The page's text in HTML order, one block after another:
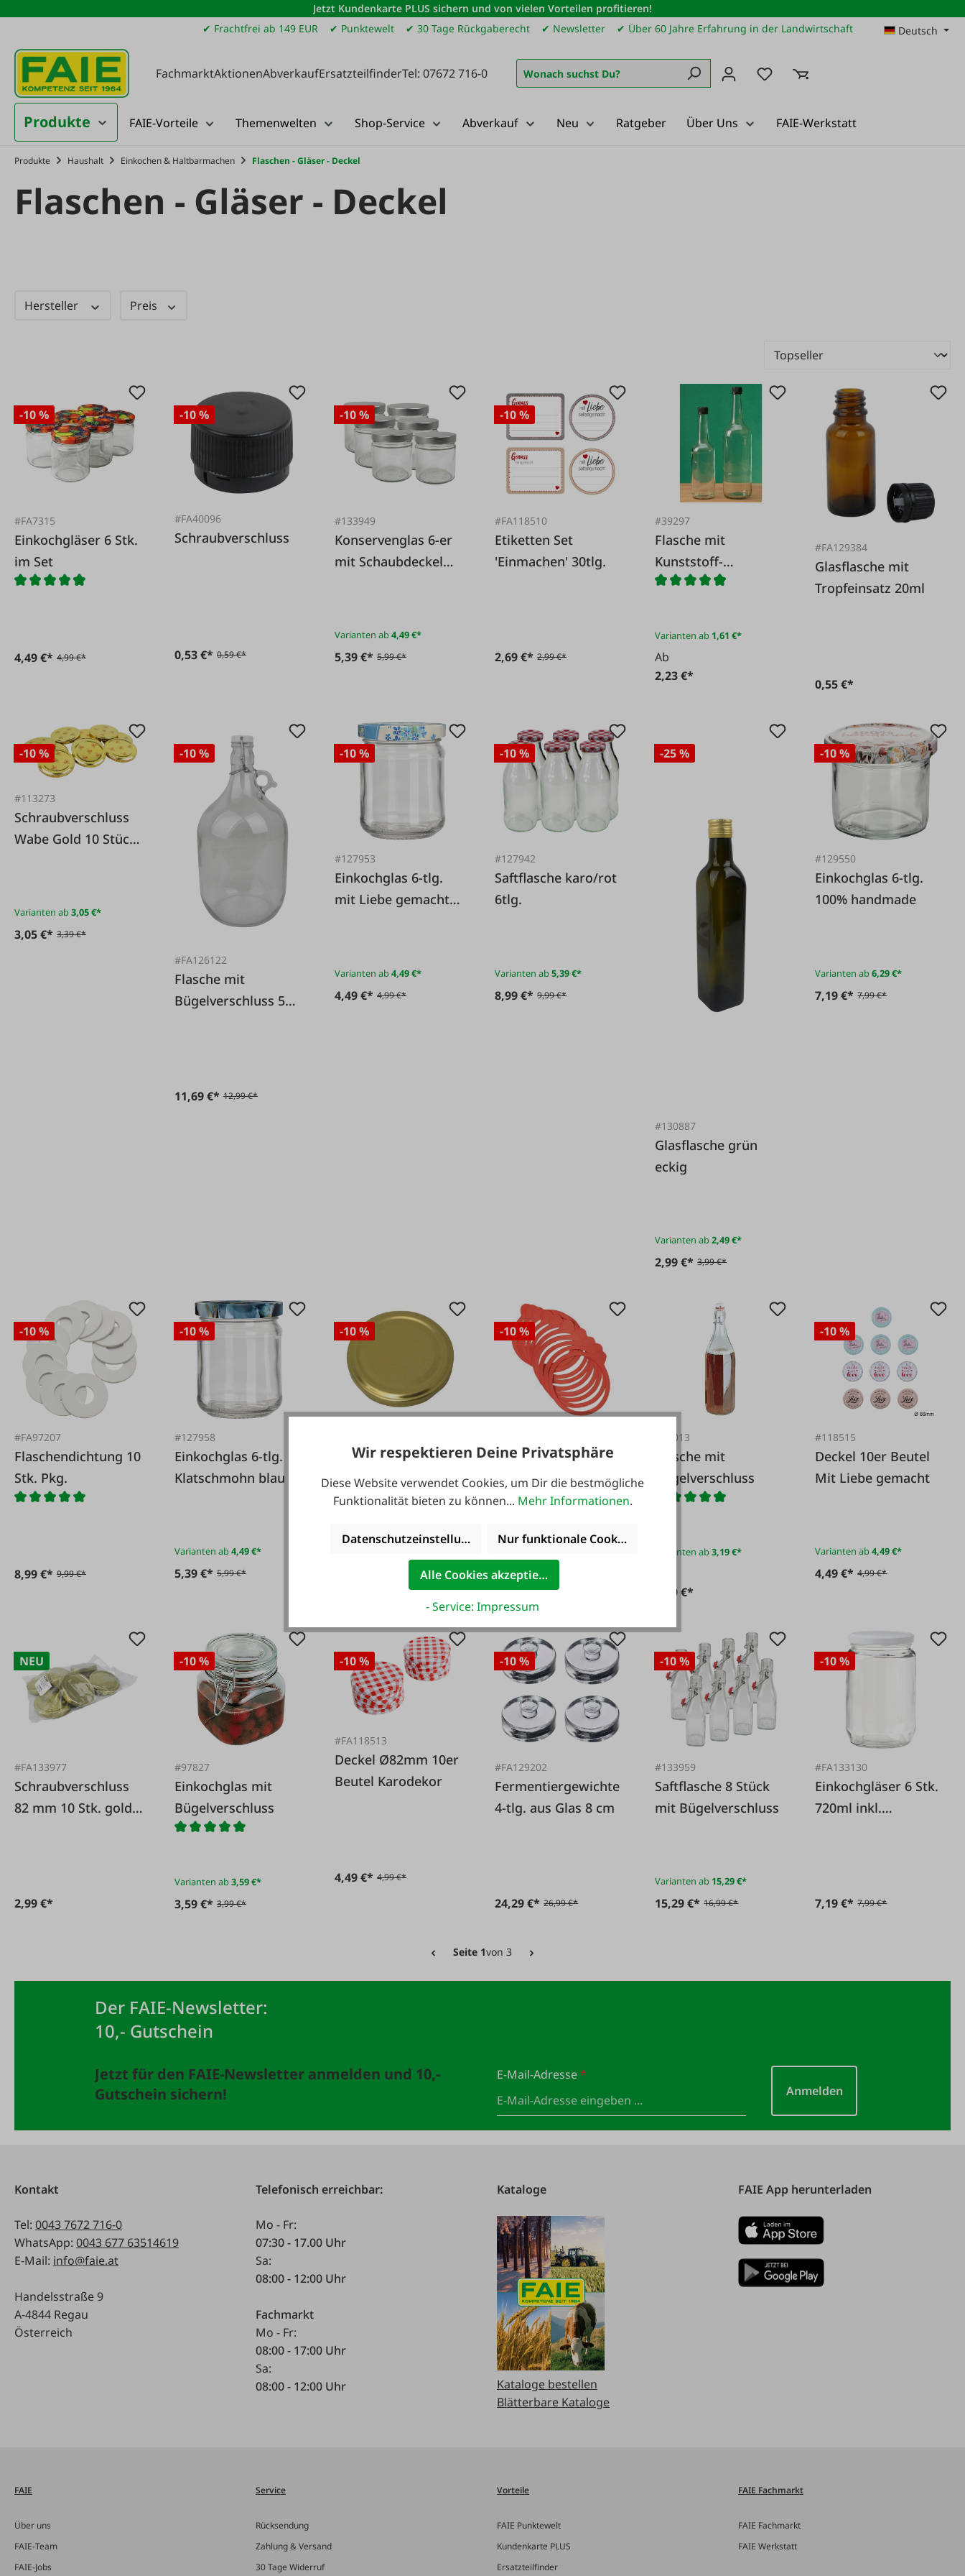
Hauptinhalt springen
Zur Suche springen
Zur Hauptnavigation springen
Jetzt Kundenkarte PLUS sichern und von vielen Vorteilen profitieren!
✔ Frachtfrei ab 149 EUR
✔ Punktewelt ✔ 30 Tage Rückgaberecht ✔ Newsletter ✔ Über 60 Jahre Erfahrung in der Landwirtschaft Deutsch
FachmarktAktionenAbverkaufErsatzteilfinderTel: 07672 716-0 Du hast 0 Produkte auf dem
Produkte FAIE-Vorteile Themenwelten Shop-Service Abverkauf Neu Ratgeber Über Uns FAIE-Werkstatt
Produkte Haushalt Einkochen & Haltbarmachen Flaschen - Gläser - Deckel
Flaschen - Gläser - Deckel
Hersteller Preis
-10 %
#FA7315
Einkochgläser 6 Stk.
im Set
4,49 €* 4,99 €*
-10 %
#FA40096
Schraubverschluss
0,53 €* 0,59 €*
-10 %
#133949
Konservenglas 6-er
mit Schaubdeckel
Varianten ab4,49 €*
5,39 €* 5,99 €*
-10 %
#FA118510
Etiketten Set
'Einmachen' 30tlg.
2,69 €* 2,99 €*
#39297
Flasche mit
Kunststoff-
Schraubverschluss
Varianten ab 1,61 €*
Ab
2,23 €*
#FA129384
Glasflasche mit
Tropfeinsatz 20ml
0,55 €*
-10 %
#113273
Schraubverschluss
Wabe Gold 10 Stück
Varianten ab3,05 €*
3,05 €* 3,39 €*
-10 %
#FA126122
Flasche mit
Bügelverschluss 5
11,69 €* 12,99 €*
-10 %
#127953
Einkochglas 6-tlg.
mit Liebe gemacht
Varianten ab4,49 €*
4,49 €* 4,99 €*
-10 %
#127942
Saftflasche karo/rot
6tlg.
Varianten ab5,39 €*
8,99 €* 9,99 €*
-25 %
#130887
Glasflasche grün
eckig
Varianten ab2,49 €*
2,99 €* 3,99 €*
-10 %
#129550
Einkochglas 6-tlg.
100% handmade
Varianten ab6,29 €*
7,19 €* 7,99 €*
-10 %
#FA97207
Flaschendichtung 10
Stk. Pkg.
8,99 €* 9,99 €*
-10 %
#127958
Einkochglas 6-tlg.
Klatschmohn blau
Varianten ab4,49 €*
5,39 €* 5,99 €*
-10 %
Schraubverschluss
gold 10 Stk.
-10 %
Einkochringe
2,69 €* 2,99 €*
#67013
Flasche mit
Bügelverschluss
Varianten ab3,19 €*
3,19 €*
-10 %
#118515
Deckel 10er Beutel
Mit Liebe gemacht
Varianten ab4,49 €*
4,49 €* 4,99 €*
NEU
#FA133977
Schraubverschluss
82 mm 10 Stk. gold
2,99 €*
-10 %
#97827
Einkochglas mit
Bügelverschluss
Varianten ab3,59 €*
3,59 €* 3,99 €*
-10 %
#FA118513
Deckel Ø82mm 10er
Beutel Karodekor
4,49 €* 4,99 €*
-10 %
#FA129202
Fermentiergewichte
4-tlg. aus Glas 8 cm
24,29 €* 26,99 €*
-10 %
#133959
Saftflasche 8 Stück
mit Bügelverschluss
Varianten ab 15,29 €*
15,29 €* 16,99 €*
-10 %
#FA133130
Einkochgläser 6 Stk.
720ml inkl.
7,19 €* 7,99 €*
Seite 1von 3
Der FAIE-Newsletter:
10,- Gutschein
Jetzt für den FAIE-Newsletter anmelden und 10,-
Gutschein sichern!
E-Mail-Adresse*
Anmelden
Kontakt
Tel: 0043 7672 716-0
WhatsApp: 0043 677 63514619
E-Mail: info@faie.at
Handelsstraße 9
A-4844 Regau
Österreich
Telefonisch erreichbar:
Mo - Fr:
07:30 - 17.00 Uhr
Sa:
08:00 - 12:00 Uhr
Fachmarkt
Mo - Fr:
08:00 - 17:00 Uhr
Sa:
08:00 - 12:00 Uhr
Kataloge
Kataloge bestellen
Blätterbare Kataloge
FAIE App herunterladen
FAIE
Über uns
FAIE-Team
FAIE-Jobs
Service
Rücksendung
Zahlung & Versand
30 Tage Widerruf
Vorteile
FAIE Punktewelt
Kundenkarte PLUS
Ersatzteilfinder
FAIE Fachmarkt
FAIE Fachmarkt
FAIE Werkstatt
Wir respektieren Deine Privatsphäre
Diese Website verwendet Cookies, um Dir die bestmögliche
Funktionalität bieten zu können... Mehr Informationen.
Datenschutzeinstellungen Nur funktionale Cookies akzeptieren
Alle Cookies akzeptieren
- Service: Impressum